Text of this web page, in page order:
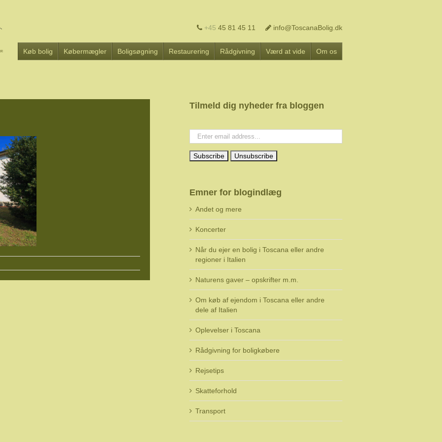
+45 45 81 45 11 info@ToscanaBolig.dk
Køb bolig Købermægler Boligsøgning Restaurering Rådgivning Værd at vide Om os
Tilmeld dig nyheder fra bloggen
Emner for blogindlæg
Andet og mere
Koncerter
Når du ejer en bolig i Toscana eller andre
regioner i Italien
Naturens gaver – opskrifter m.m.
Om køb af ejendom i Toscana eller andre
dele af Italien
Oplevelser i Toscana
Rådgivning for boligkøbere
Rejsetips
Skatteforhold
Transport